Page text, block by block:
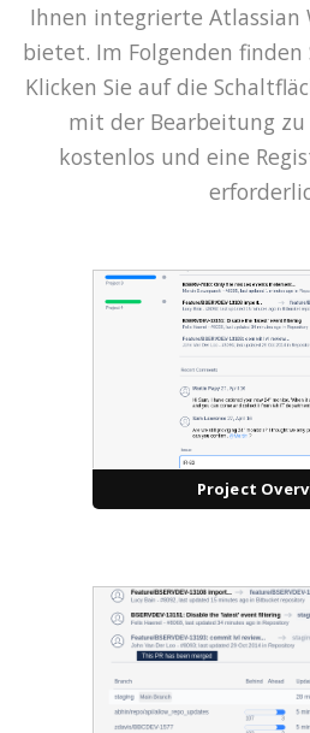
Ihnen integrierte Atlassian
bietet. Im Folgenden finden
Klicken Sie auf die
mit der Bearbeitung zu
kostenlos und eine
Project